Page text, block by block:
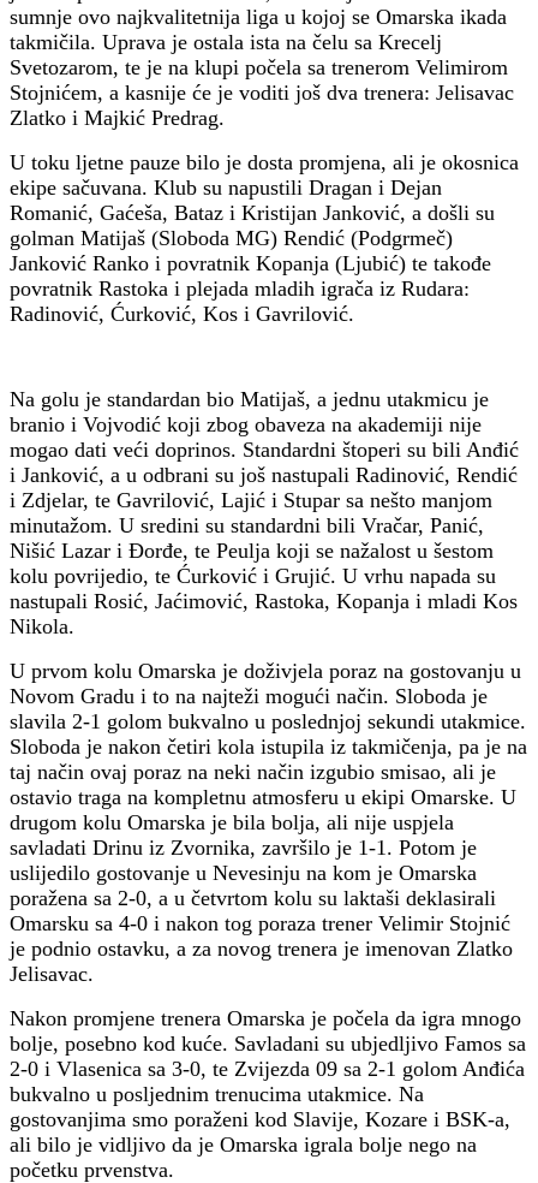
sumnje ovo najkvalitetnija liga u kojoj se Omarska ikada
takmičila. Uprava je ostala ista na čelu sa Krecelj
Svetozarom, te je na klupi počela sa trenerom Velimirom
Stojnićem, a kasnije će je voditi još dva trenera: Jelisavac
Zlatko i Majkić Predrag.
U toku ljetne pauze bilo je dosta promjena, ali je okosnica
ekipe sačuvana. Klub su napustili Dragan i Dejan
Romanić, Gaćeša, Bataz i Kristijan Janković, a došli su
golman Matijaš (Sloboda MG) Rendić (Podgrmeč)
Janković Ranko i povratnik Kopanja (Ljubić) te takođe
povratnik Rastoka i plejada mladih igrača iz Rudara:
Radinović, Ćurković, Kos i Gavrilović.
Na golu je standardan bio Matijaš, a jednu utakmicu je
branio i Vojvodić koji zbog obaveza na akademiji nije
mogao dati veći doprinos. Standardni štoperi su bili Anđić
i Janković, a u odbrani su još nastupali Radinović, Rendić
i Zdjelar, te Gavrilović, Lajić i Stupar sa nešto manjom
minutažom. U sredini su standardni bili Vračar, Panić,
Nišić Lazar i Đorđe, te Peulja koji se nažalost u šestom
kolu povrijedio, te Ćurković i Grujić. U vrhu napada su
nastupali Rosić, Jaćimović, Rastoka, Kopanja i mladi Kos
Nikola.
U prvom kolu Omarska je doživjela poraz na gostovanju u
Novom Gradu i to na najteži mogući način. Sloboda je
slavila 2-1 golom bukvalno u poslednjoj sekundi utakmice.
Sloboda je nakon četiri kola istupila iz takmičenja, pa je na
taj način ovaj poraz na neki način izgubio smisao, ali je
ostavio traga na kompletnu atmosferu u ekipi Omarske. U
drugom kolu Omarska je bila bolja, ali nije uspjela
savladati Drinu iz Zvornika, završilo je 1-1. Potom je
uslijedilo gostovanje u Nevesinju na kom je Omarska
poražena sa 2-0, a u četvrtom kolu su laktaši deklasirali
Omarsku sa 4-0 i nakon tog poraza trener Velimir Stojnić
je podnio ostavku, a za novog trenera je imenovan Zlatko
Jelisavac.
Nakon promjene trenera Omarska je počela da igra mnogo
bolje, posebno kod kuće. Savladani su ubjedljivo Famos sa
2-0 i Vlasenica sa 3-0, te Zvijezda 09 sa 2-1 golom Anđića
bukvalno u posljednim trenucima utakmice. Na
gostovanjima smo poraženi kod Slavije, Kozare i BSK-a,
ali bilo je vidljivo da je Omarska igrala bolje nego na
početku prvenstva.